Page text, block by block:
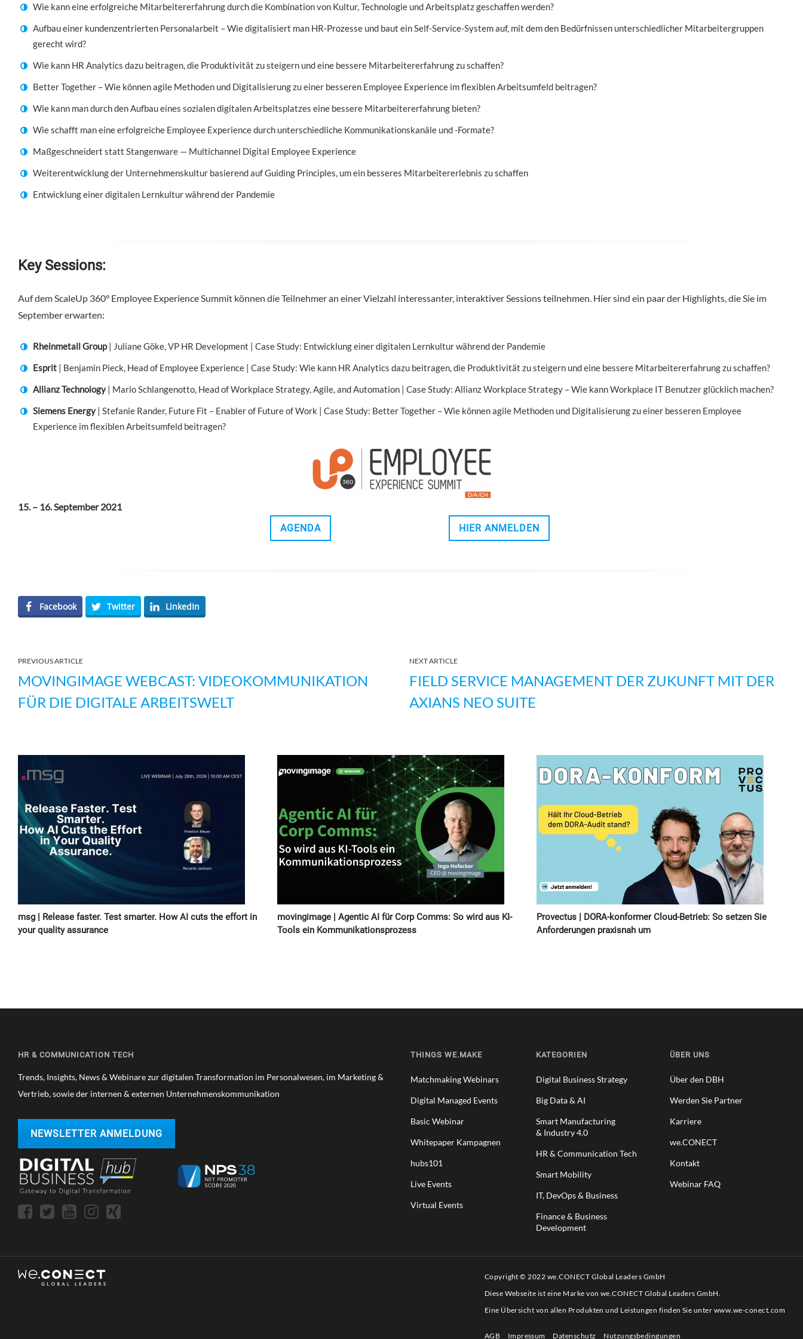
Wie kann eine erfolgreiche Mitarbeitererfahrung durch die Kombination von Kultur, Technologie und Arbeitsplatz geschaffen werden?
Aufbau einer kundenzentrierten Personalarbeit – Wie digitalisiert man HR-Prozesse und baut ein Self-Service-System auf, mit dem den Bedürfnissen unterschiedlicher Mitarbeitergruppen
gerecht wird?
Wie kann HR Analytics dazu beitragen, die Produktivität zu steigern und eine bessere Mitarbeitererfahrung zu schaffen?
Better Together – Wie können agile Methoden und Digitalisierung zu einer besseren Employee Experience im flexiblen Arbeitsumfeld beitragen?
Wie kann man durch den Aufbau eines sozialen digitalen Arbeitsplatzes eine bessere Mitarbeitererfahrung bieten?
Wie schafft man eine erfolgreiche Employee Experience durch unterschiedliche Kommunikationskanäle und -Formate?
Maßgeschneidert statt Stangenware — Multichannel Digital Employee Experience
Weiterentwicklung der Unternehmenskultur basierend auf Guiding Principles, um ein besseres Mitarbeitererlebnis zu schaffen
Entwicklung einer digitalen Lernkultur während der Pandemie
Key Sessions:
Auf dem ScaleUp 360° Employee Experience Summit können die Teilnehmer an einer Vielzahl interessanter, interaktiver Sessions teilnehmen. Hier sind ein paar der Highlights, die Sie im
September erwarten:
Rheinmetall Group| Juliane Göke, VP HR Development | Case Study: Entwicklung einer digitalen Lernkultur während der Pandemie
Esprit| Benjamin Pieck, Head of Employee Experience | Case Study: Wie kann HR Analytics dazu beitragen, die Produktivität zu steigern und eine bessere Mitarbeitererfahrung zu schaffen?
Allianz Technology| Mario Schlangenotto, Head of Workplace Strategy, Agile, and Automation | Case Study: Allianz Workplace Strategy – Wie kann Workplace IT Benutzer glücklich machen?
Siemens Energy| Stefanie Rander, Future Fit – Enabler of Future of Work | Case Study: Better Together – Wie können agile Methoden und Digitalisierung zu einer besseren Employee
Experience im flexiblen Arbeitsumfeld beitragen?
15. – 16. September 2021
AGENDA
HIER ANMELDEN
Facebook Twitter LinkedIn
PREVIOUS ARTICLE
MOVINGIMAGE WEBCAST: VIDEOKOMMUNIKATION
FÜR DIE DIGITALE ARBEITSWELT
NEXT ARTICLE
FIELD SERVICE MANAGEMENT DER ZUKUNFT MIT DER
AXIANS NEO SUITE
msg | Release faster. Test smarter. How AI cuts the effort in
your quality assurance
movingimage | Agentic AI für Corp Comms: So wird aus KI-
Tools ein Kommunikationsprozess
Provectus | DORA-konformer Cloud-Betrieb: So setzen Sie
Anforderungen praxisnah um
HR & COMMUNICATION TECH
Trends, Insights, News & Webinare zur digitalen Transformation im Personalwesen, im Marketing &
Vertrieb, sowie der internen & externen Unternehmenskommunikation
NEWSLETTER ANMELDUNG
THINGS WE.MAKE
Matchmaking Webinars
Digital Managed Events
Basic Webinar
Whitepaper Kampagnen
hubs101
Live Events
Virtual Events
KATEGORIEN
Digital Business Strategy
Big Data & AI
Smart Manufacturing
& Industry 4.0
HR & Communication Tech
Smart Mobility
IT, DevOps & Business
Finance & Business
Development
ÜBER UNS
Über den DBH
Werden Sie Partner
Karriere
we.CONECT
Kontakt
Webinar FAQ
Copyright © 2022 we.CONECT Global Leaders GmbH
Diese Webseite ist eine Marke von we.CONECT Global Leaders GmbH.
Eine Übersicht von allen Produkten und Leistungen finden Sie unter www.we-conect.com
AGB Impressum Datenschutz Nutzungsbedingungen